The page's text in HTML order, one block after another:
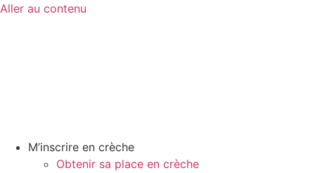
Aller au contenu
M’inscrire en crèche
Obtenir sa place en crèche